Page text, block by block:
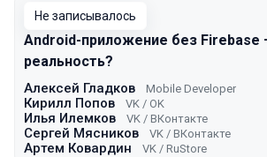
Не записывалось
Android-приложение без
реальность?
Алексей Гладков Mobile Developer
Кирилл Попов VK / ОK
Илья Илемков VK / ВКонтакте
Сергей Мясников VK / ВКонтакте
Артем Ковардин VK / RuStore